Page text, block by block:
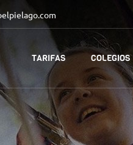
TARIFAS COLEGIOS